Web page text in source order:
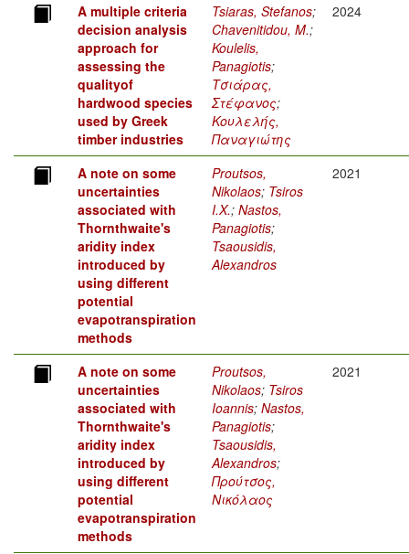
A multiple criteria
decision analysis
approach for
assessing the
qualityof
hardwood species
used by Greek
timber industries
Tsiaras, Stefanos;
Chavenitidou, M.;
Koulelis,
Panagiotis;
Τσιάρας,
Στέφανος;
Κουλελής,
Παναγιώτης
2024
A note on some
uncertainties
associated with
Thornthwaite's
aridity index
introduced by
using different
potential
evapotranspiration
methods
Proutsos,
Nikolaos; Tsiros
I.X.; Nastos,
Panagiotis;
Tsaousidis,
Alexandros
2021
A note on some
uncertainties
associated with
Thornthwaite's
aridity index
introduced by
using different
potential
evapotranspiration
methods
Proutsos,
Nikolaos; Tsiros
Ioannis; Nastos,
Panagiotis;
Tsaousidis,
Alexandros;
Προύτσος,
Νικόλαος
2021